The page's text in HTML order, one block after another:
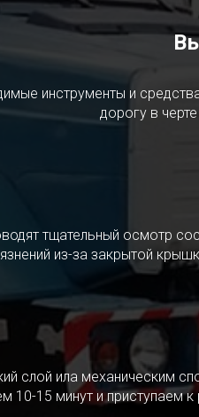
инструменты и
дорогу в
тщательный осмотр
из-за закрытой
слой ила механическим
15 минут и приступаем к